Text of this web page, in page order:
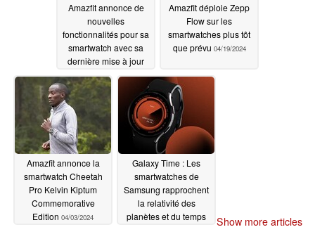
Amazfit annonce de
nouvelles
fonctionnalités pour sa
smartwatch avec sa
dernière mise à jour
04/20/2024
Amazfit déploie Zepp
Flow sur les
smartwatches plus tôt
que prévu 04/19/2024
Amazfit annonce la
smartwatch Cheetah
Pro Kelvin Kiptum
Commemorative
Edition 04/03/2024
Galaxy Time : Les
smartwatches de
Samsung rapprochent
la relativité des
planètes et du temps
Show more articles